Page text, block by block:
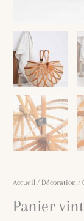
Accueil / Décoration /
Panier